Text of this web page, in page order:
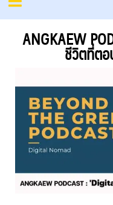
ANGKAEW
ชีวิตที่ต